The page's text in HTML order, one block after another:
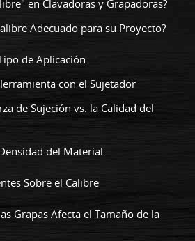
en Clavadoras y Grapadoras?
Adecuado para su Proyecto?
de Aplicación
con el Sujetador
de Sujeción vs. la Calidad del
del Material
Sobre el Calibre
Grapas Afecta el Tamaño de la